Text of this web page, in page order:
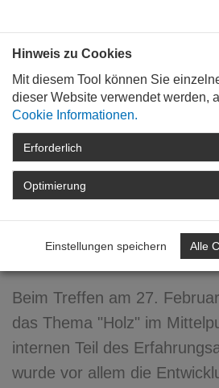
STARTSEITE
Innenarchitekten
Beim Treffen am 27.
das Thema "Holz" im
internen Teil des
wurde vor allem die
Hinweis zu Cookies
Mit diesem Tool können Sie
dieser Website verwendet werden,
Cookie Informationen.
Erforderlich
Optimierung
Einstellungen speichern Alle